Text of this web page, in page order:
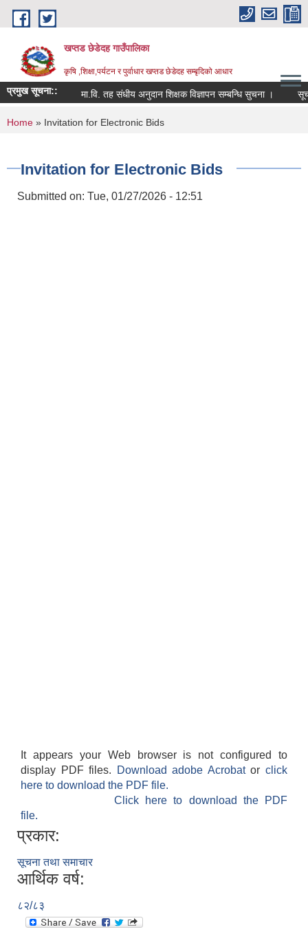
Skip to main content
खप्तड छेडेदह गाउँपालिका
कृषि ,शिक्षा,पर्यटन र पुर्वाधार खप्तड छेडेदह सम्बृदिको आधार
प्रमुख सूचना:: मा.वि. तह संधीय अनुदान शिक्षक विज्ञापन सम्बन्धि सुचना । सूचना
You are here
Home » Invitation for Electronic Bids
Invitation for Electronic Bids
Submitted on: Tue, 01/27/2026 - 12:51
It appears your Web browser is not configured to
display PDF files.
Download adobe Acrobatorclick
here to download the PDF file.
Click here to download the PDF
file.
प्रकार:
सूचना तथा समाचार
आर्थिक वर्ष:
८२/८३